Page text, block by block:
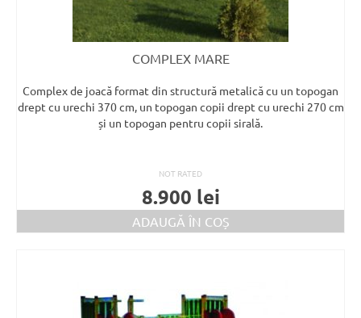
COMPLEX MARE
Complex de joacă format din structură metalică cu un topogan
drept cu urechi 370 cm, un topogan copii drept cu urechi 270 cm
și un topogan pentru copii sirală.
NOT RATED
8.900 lei
ADAUGĂ ÎN COȘ